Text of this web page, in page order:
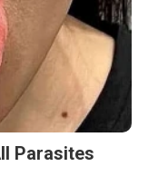
Parasites